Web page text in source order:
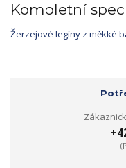
Kompletní
Žerzejové legíny z měkké